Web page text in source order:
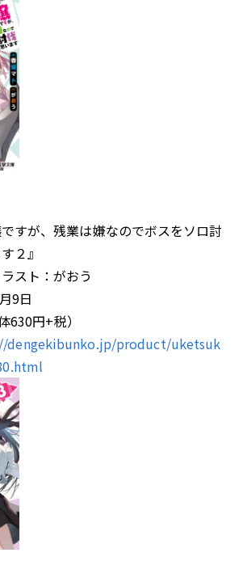
ですが、残業は嫌なのでボスをソロ討
２』
スト：がおう
9日
630円+税）
dengekibunko.jp/product/uketsuk